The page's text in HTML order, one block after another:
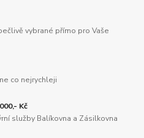
vybrané přímo pro Vaše
co nejrychleji
Kč
služby Balíkovna a Zásilkovna